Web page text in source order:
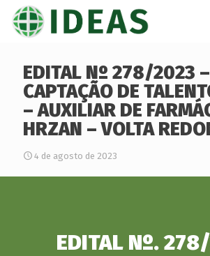
EDITAL Nº 278/2023 –
CAPTAÇÃO DE
– AUXILIAR DE
HRZAN – VOLTA
4 de agosto de 2023
EDITAL Nº.